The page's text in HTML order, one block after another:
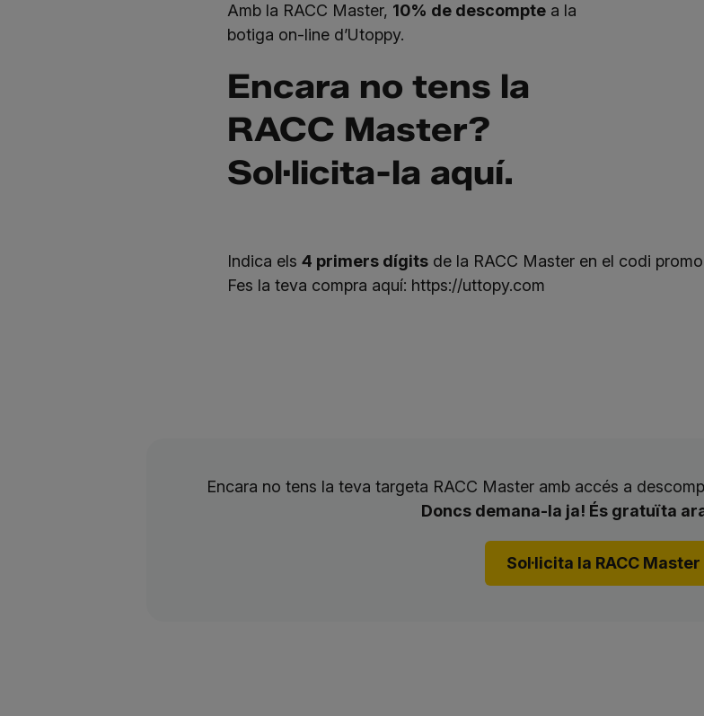
Amb la RACC Master, 10% de descomptea la
botiga on-line d’Utoppy.
Encara no tens la
RACC Master?
Sol·licita-la aquí.
Indica els 4 primers dígitsde la RACC Master en el codi
Fes la teva compra aquí: https://uttopy.com
Encara no tens la teva targeta RACC Master amb accés a
Doncs demana-la ja! És gratuïta
Sol·licita la RACC Master